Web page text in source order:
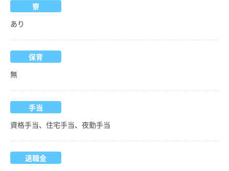
寮
あり
保育
無
手当
資格手当、住宅手当、夜勤手当
退職金